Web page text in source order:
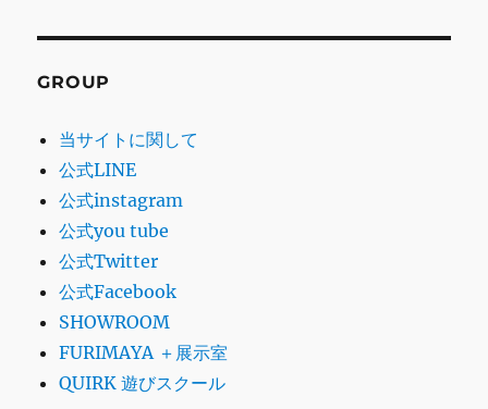
GROUP
当サイトに関して
公式LINE
公式instagram
公式you tube
公式Twitter
公式Facebook
SHOWROOM
FURIMAYA ＋展示室
QUIRK 遊びスクール